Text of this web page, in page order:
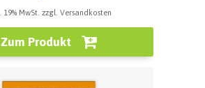
19% MwSt. zzgl. Versandkosten
Zum Produkt